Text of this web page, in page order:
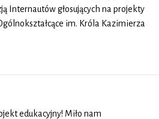
Internautów głosujących na projekty
im. Króla Kazimierza
edukacyjny! Miło nam